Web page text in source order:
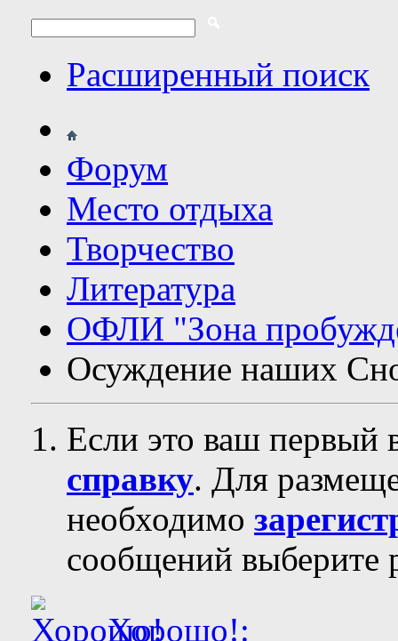
Расширенный поиск
Форум
Место отдыха
Творчество
Литература
ОФЛИ "Зона
Осуждение наших
Если это ваш первый
справку. Для
необходимо
сообщений выберите
Хорошо!: